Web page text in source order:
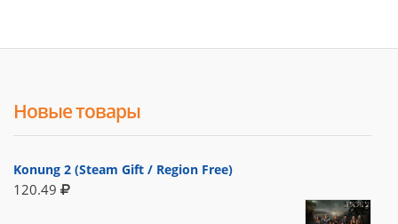
Новые товары
Konung 2 (Steam Gift / Region Free)
120.49